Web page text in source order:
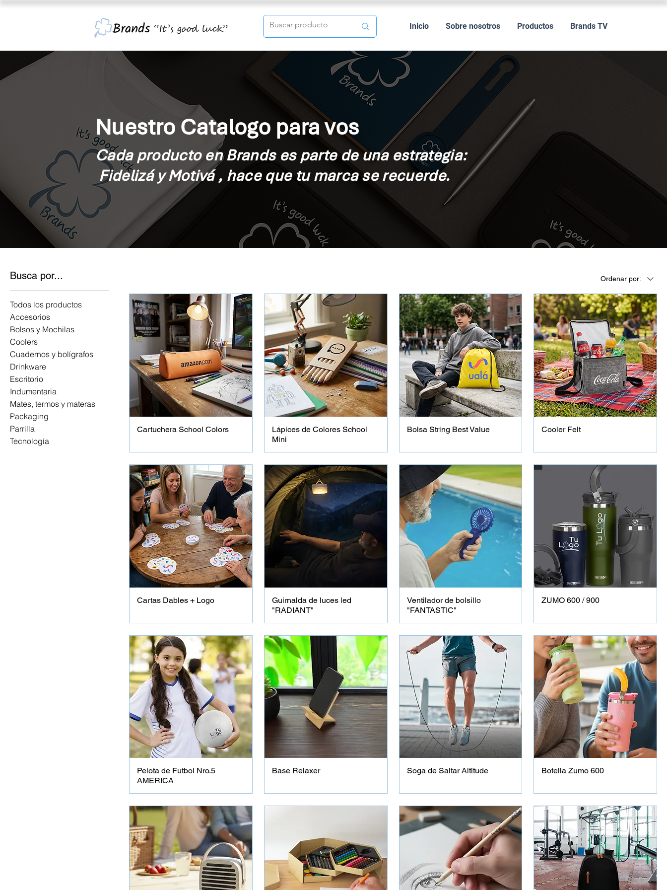
Inicio Sobre nosotros Productos Brands TV
Nuestro Catalogo para vos
Cada producto en Brands es parte de una estrategia:
Fidelizá y Motivá , hace que tumarcase recuerde.
Busca por...
Todos los productos
Accesorios
Bolsos y Mochilas
Coolers
Cuadernos y bolígrafos
Drinkware
Escritorio
Indumentaria
Mates, termos y materas
Packaging
Parrilla
Tecnología
Ordenar por:
Cartuchera School Colors
Lápices de Colores School
Mini
Bolsa String Best Value Cooler Felt
Cartas Dables + Logo
Guirnalda de luces led
"RADIANT"
Ventilador de bolsillo
"FANTASTIC"
ZUMO 600 / 900
Pelota de Futbol Nro.5
AMERICA
Base Relaxer Soga de Saltar Altitude Botella Zumo 600